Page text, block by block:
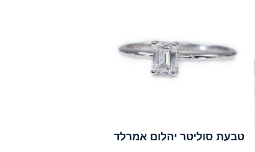
טבעת סוליטר יהלום אמרלד